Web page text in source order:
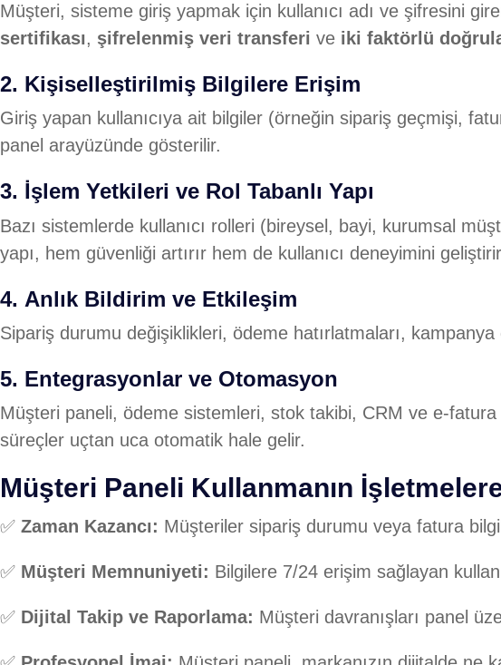
Müşteri, sisteme giriş yapmak için kullanıcı adı ve şifresini
sertifikası, şifrelenmiş veri transferi ve iki faktörlü
2. Kişiselleştirilmiş Bilgilere Erişim
Giriş yapan kullanıcıya ait bilgiler (örneğin sipariş geçmişi,
panel arayüzünde gösterilir.
3. İşlem Yetkileri ve Rol Tabanlı Yapı
Bazı sistemlerde kullanıcı rolleri (bireysel, bayi, kurumsal
yapı, hem güvenliği artırır hem de kullanıcı deneyimini
4. Anlık Bildirim ve Etkileşim
Sipariş durumu değişiklikleri, ödeme hatırlatmaları,
5. Entegrasyonlar ve Otomasyon
Müşteri paneli, ödeme sistemleri, stok takibi, CRM ve e-
süreçler uçtan uca otomatik hale gelir.
Müşteri Paneli Kullanmanın
✅ Zaman Kazancı: Müşteriler sipariş durumu veya fatura
✅ Müşteri Memnuniyeti: Bilgilere 7/24 erişim sağlayan
✅ Dijital Takip ve Raporlama: Müşteri davranışları panel